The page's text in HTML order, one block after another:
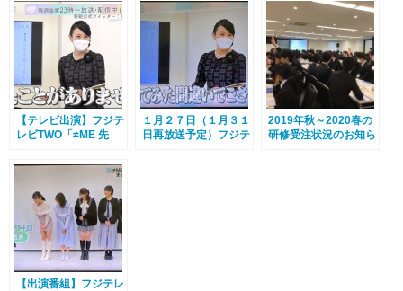
【テレビ出演】フジテ
レビTWO「≠ME 先
ださい！！」マナー女
１月２７日（１月３１
日再放送予定）フジテ
2019年秋～2020春の
研修受注状況のお知ら
【出演番組】フジテレ